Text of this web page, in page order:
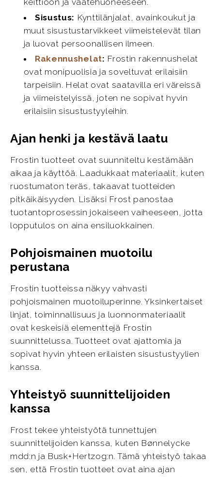
keittiöön ja vaatehuoneeseen.
Sisustus: Kynttilänjalat, avainkoukut ja
muut sisustustarvikkeet viimeistelevät tilan
ja luovat persoonallisen ilmeen.
Rakennushelat: Frostin rakennushelat
ovat monipuolisia ja soveltuvat erilaisiin
tarpeisiin. Helat ovat saatavilla eri väreissä
ja viimeistelyissä, joten ne sopivat hyvin
erilaisiin sisustustyyleihin.
Ajan henki ja kestävä laatu
Frostin tuotteet ovat suunniteltu kestämään
aikaa ja käyttöä. Laadukkaat materiaalit, kuten
ruostumaton teräs, takaavat tuotteiden
pitkäikäisyyden. Lisäksi Frost panostaa
tuotantoprosessin jokaiseen vaiheeseen, jotta
lopputulos on aina ensiluokkainen.
Pohjoismainen muotoilu
perustana
Frostin tuotteissa näkyy vahvasti
pohjoismainen muotoiluperinne. Yksinkertaiset
linjat, toiminnallisuus ja luonnonmateriaalit
ovat keskeisiä elementtejä Frostin
suunnittelussa. Tuotteet ovat ajattomia ja
sopivat hyvin yhteen erilaisten sisustustyylien
kanssa.
Yhteistyö suunnittelijoiden
kanssa
Frost tekee yhteistyötä tunnettujen
suunnittelijoiden kanssa, kuten Bønnelycke
mdd:n ja Busk+Hertzog:n. Tämä yhteistyö takaa
sen, että Frostin tuotteet ovat aina ajan